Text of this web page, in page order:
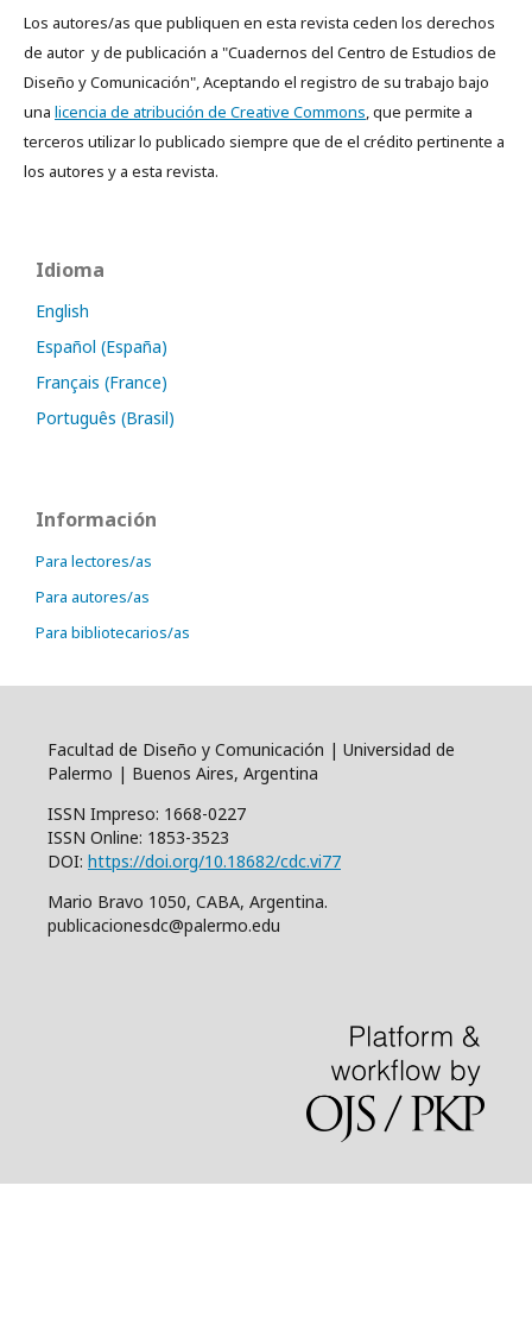
Los autores/as que publiquen en esta revista ceden los derechos
de autor y de publicación a "Cuadernos del Centro de Estudios de
Diseño y Comunicación", Aceptando el registro de su trabajo bajo
una licencia de atribución de Creative Commons, que permite a
terceros utilizar lo publicado siempre que de el crédito pertinente a
los autores y a esta revista.
Idioma
English
Español (España)
Français (France)
Português (Brasil)
Información
Para lectores/as
Para autores/as
Para bibliotecarios/as
Facultad de Diseño y Comunicación | Universidad de
Palermo | Buenos Aires, Argentina
ISSN Impreso: 1668-0227
ISSN Online: 1853-3523
DOI: https://doi.org/10.18682/cdc.vi77
Mario Bravo 1050, CABA, Argentina.
publicacionesdc@palermo.edu